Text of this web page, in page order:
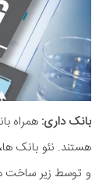
بانک داری: همراه
هستند. نئو بانک
و توسط زیر ساخت